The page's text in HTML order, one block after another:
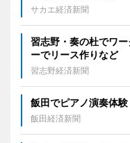
サカエ経済新聞
習志野・奏の杜でワ
ーでリース作りなど
習志野経済新聞
飯田でピアノ演奏体
飯田経済新聞